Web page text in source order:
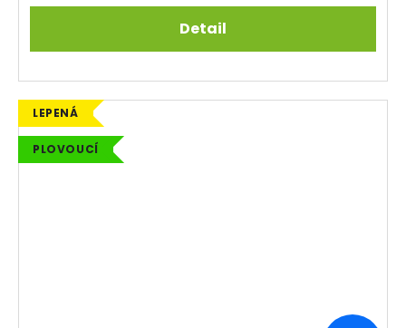
Detail
LEPENÁ
PLOVOUCÍ